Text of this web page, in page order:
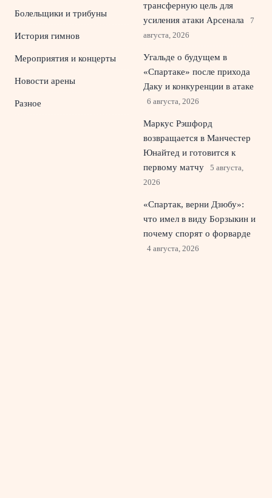
Болельщики и трибуны
История гимнов
Мероприятия и концерты
Новости арены
Разное
трансферную цель для
усиления атаки Арсенала
7
августа, 2026
Угальде о будущем в
«Спартаке» после прихода
Даку и конкуренции в атаке
6 августа, 2026
Маркус Рэшфорд
возвращается в Манчестер
Юнайтед и готовится к
первому матчу
5 августа,
2026
«Спартак, верни Дзюбу»:
что имел в виду Борзыкин и
почему спорят о форварде
4 августа, 2026